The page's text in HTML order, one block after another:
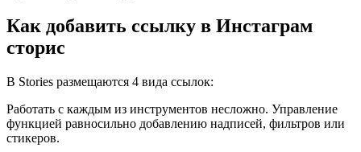
Как добавить ссылку в Инстаграм
сторис
В Stories размещаются 4 вида ссылок:
Работать с каждым из инструментов несложно. Управление
функцией равносильно добавлению надписей, фильтров или
стикеров.